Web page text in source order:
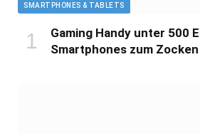
SMARTPHONES & TABLETS
Gaming Handy unter 500
Smartphones zum Zocken